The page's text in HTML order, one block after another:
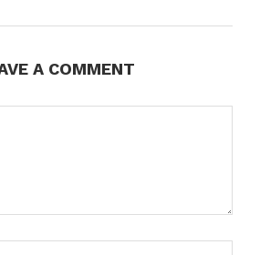
A COMMENT